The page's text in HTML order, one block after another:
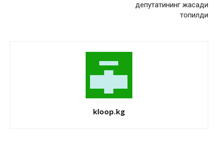
депутатининг жасади
топилди
kloop.kg